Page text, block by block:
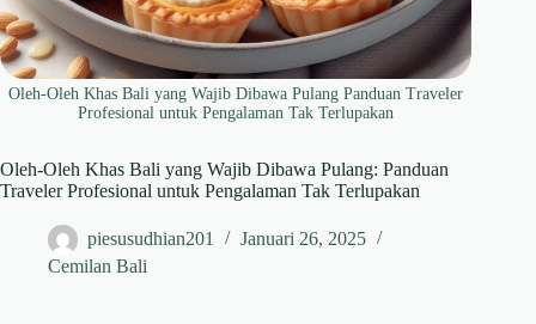
Oleh-Oleh Khas Bali yang Wajib Dibawa Pulang Panduan Traveler
Profesional untuk Pengalaman Tak Terlupakan
Oleh-Oleh Khas Bali yang Wajib Dibawa Pulang: Panduan
Traveler Profesional untuk Pengalaman Tak Terlupakan
piesusudhian201
Januari 26, 2025
Cemilan Bali